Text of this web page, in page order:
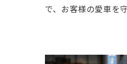
で、お客様の愛車を